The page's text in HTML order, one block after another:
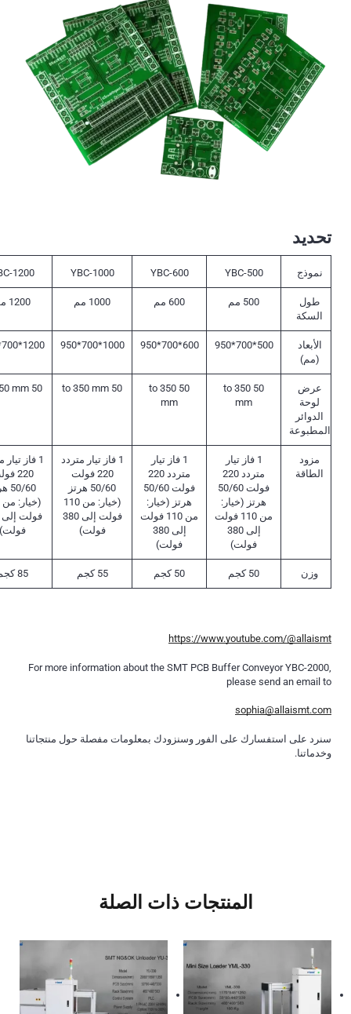
تحديد
نموذج YBC-500
YBC-600
YBC-1000
1200
طول
السكة
500 مم 600 مم 1000 مم 1200 مم
الأبعاد
(مم)
500*700*950
600*700*950
1000*700*950
1200*700*950
عرض
لوحة
الدوائر
المطبوعة
50 to 350
mm
50 to 350
mm
50 to 350 mm
50 to 350 mm
مزود
الطاقة
1 فاز تيار
متردد 220
فولت 50/60
هرتز (خيار:
من 110 فولت
إلى 380
فولت)
1 فاز تيار
متردد 220
فولت 50/60
هرتز (خيار:
من 110 فولت
إلى 380
فولت)
1 فاز تيار متردد
220 فولت
50/60 هرتز
(خيار: من 110
فولت إلى 380
فولت)
1 فاز
220
50/
وزن 50 كجم 50 كجم 55 كجم 85 كجم
https://www.youtube.com/@allaismt
For more information about the SMT PCB Buffer Conveyor YBC-2000,
please send an email to
sophia@allaismt.com
سنرد على استفسارك على الفور وسنزودك بمعلومات مفصلة حول منتجاتنا
وخدماتنا.
المنتجات ذات الصلة